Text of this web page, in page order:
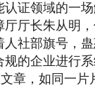
证领域的一
厅厅长朱从明
社部旗号，
的企业进行
章，如同一片